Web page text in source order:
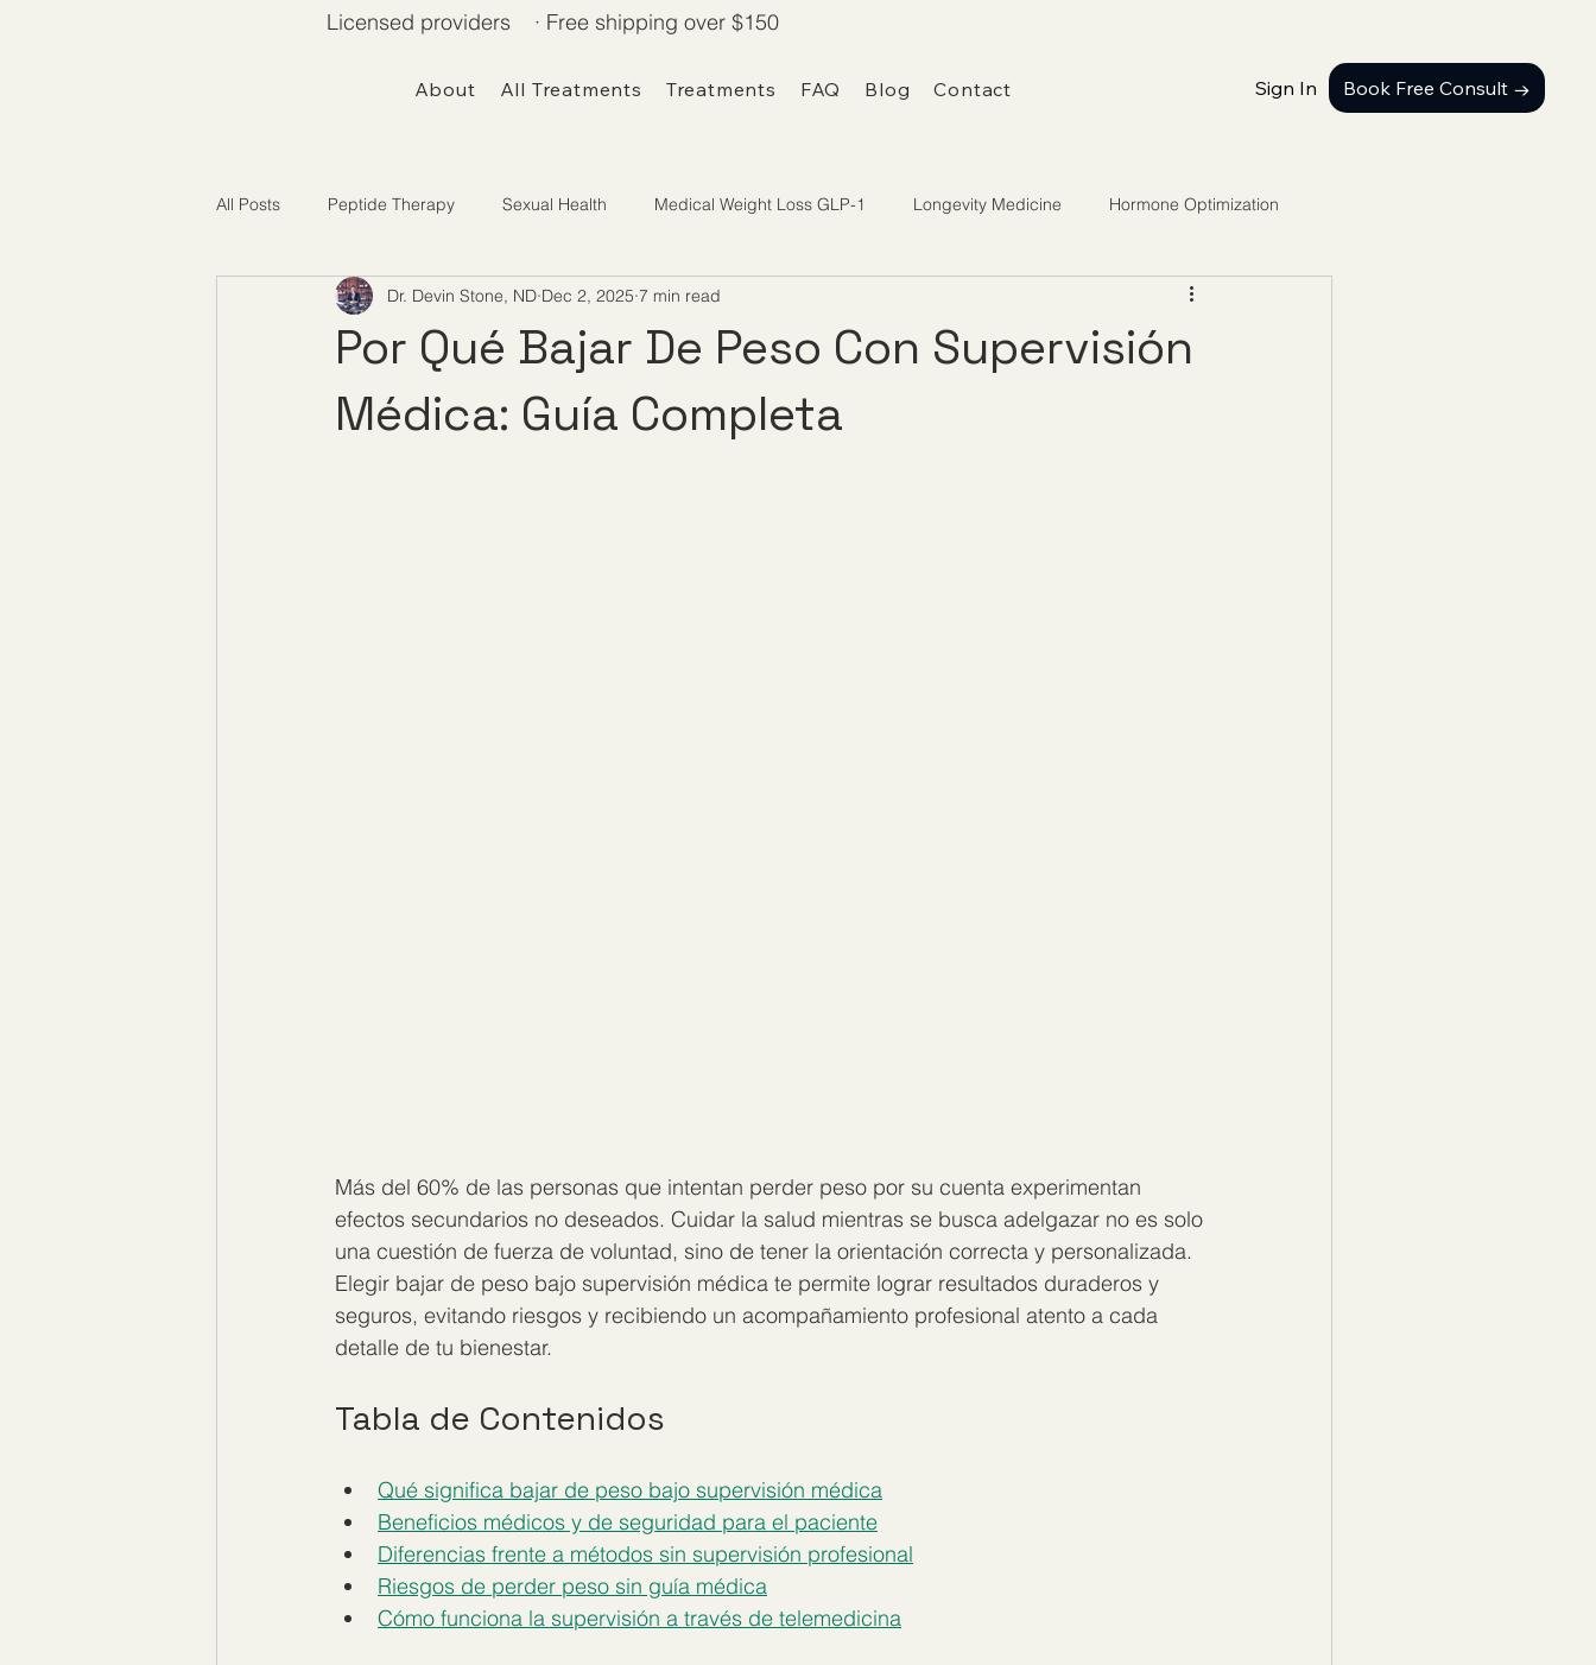
About All Treatments Treatments FAQ Blog Contact Sign In Book Free Consult →
Licensed providers · Free shipping over $150
All Posts Peptide Therapy Sexual Health Medical Weight Loss GLP-1 Longevity Medicine Hormone Optimization
Telemedicine / Getting Started
Por Qué Bajar De Peso Con Supervisión
Médica: Guía Completa
Dr. Devin Stone, ND Dec 2, 2025 7 min read
Más del 60% de las personas que intentan perder peso por su cuenta experimentan
efectos secundarios no deseados. Cuidar la salud mientras se busca adelgazar no es solo
una cuestión de fuerza de voluntad, sino de tener la orientación correcta y personalizada.
Elegir bajar de peso bajo supervisión médica te permite lograr resultados duraderos y
seguros, evitando riesgos y recibiendo un acompañamiento profesional atento a cada
detalle de tu bienestar.
Tabla de Contenidos
Qué significa bajar de peso bajo supervisión médica
Beneficios médicos y de seguridad para el paciente
Diferencias frente a métodos sin supervisión profesional
Riesgos de perder peso sin guía médica
Cómo funciona la supervisión a través de telemedicina